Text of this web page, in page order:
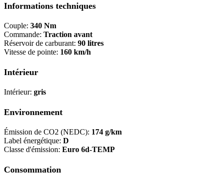
Informations techniques
Couple: 340 Nm
Commande: Traction avant
Réservoir de carburant: 90 litres
Vitesse de pointe: 160 km/h
Intérieur
Intérieur: gris
Environnement
Émission de CO2 (NEDC): 174 g/km
Label énergétique: D
Classe d'émission: Euro 6d-TEMP
Consommation